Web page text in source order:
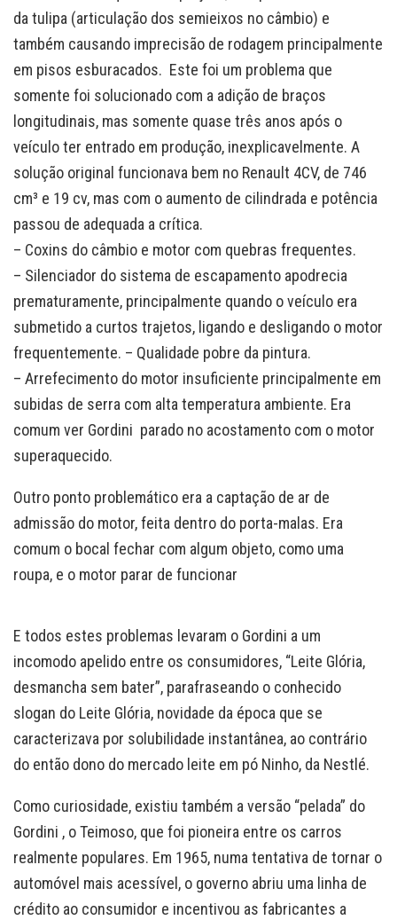
da tulipa (articulação dos semieixos no câmbio) e
também causando imprecisão de rodagem principalmente
em pisos esburacados. Este foi um problema que
somente foi solucionado com a adição de braços
longitudinais, mas somente quase três anos após o
veículo ter entrado em produção, inexplicavelmente. A
solução original funcionava bem no Renault 4CV, de 746
cm³ e 19 cv, mas com o aumento de cilindrada e potência
passou de adequada a crítica.
– Coxins do câmbio e motor com quebras frequentes.
– Silenciador do sistema de escapamento apodrecia
prematuramente, principalmente quando o veículo era
submetido a curtos trajetos, ligando e desligando o motor
frequentemente. – Qualidade pobre da pintura.
– Arrefecimento do motor insuficiente principalmente em
subidas de serra com alta temperatura ambiente. Era
comum ver Gordini parado no acostamento com o motor
superaquecido.
Outro ponto problemático era a captação de ar de
admissão do motor, feita dentro do porta-malas. Era
comum o bocal fechar com algum objeto, como uma
roupa, e o motor parar de funcionar
E todos estes problemas levaram o Gordini a um
incomodo apelido entre os consumidores, “Leite Glória,
desmancha sem bater”, parafraseando o conhecido
slogan do Leite Glória, novidade da época que se
caracterizava por solubilidade instantânea, ao contrário
do então dono do mercado leite em pó Ninho, da Nestlé.
Como curiosidade, existiu também a versão “pelada” do
Gordini , o Teimoso, que foi pioneira entre os carros
realmente populares. Em 1965, numa tentativa de tornar o
automóvel mais acessível, o governo abriu uma linha de
crédito ao consumidor e incentivou as fabricantes a